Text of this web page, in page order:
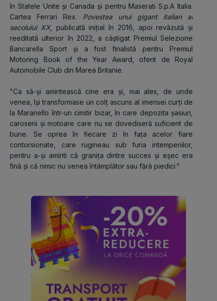
în Statele Unite și Canada și pentru Maserati S.p.A Italia.
Cartea Ferrari Rex. Povestea unui gigant italian al
secolului XX, publicată inițial în 2016, apoi revăzută și
reeditată ulterior în 2022, a câștigat Premiul Selezione
Bancarella Sport și a fost finalistă pentru Premiul
Motoring Book of the Year Award, oferit de Royal
Automobile Club din Marea Britanie.
"Ca să-și amintească cine era și, mai ales, de unde
venea, își transformase un colț ascuns al imensei curți de
la Maranello într-un cimitir bizar, în care depozita șasiuri,
caroserii și motoare care nu se dovediseră suficient de
bune. Se oprea în fiecare zi în fața acelor fiare
contorsionate, care rugineau sub furia intemperiilor,
pentru a-și aminti că granița dintre succes și eșec era
fină și că nimic nu venea întâmplător sau fără piedici."